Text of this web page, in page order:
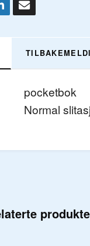
pocketbok
Normal